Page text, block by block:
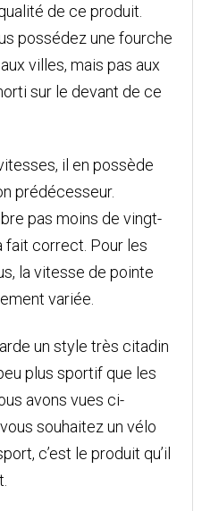
de ce produit.
possédez une fourche
villes, mais pas aux
sur le devant de ce
il en possède
prédécesseur.
pas moins de vingt-
fait correct. Pour les
la vitesse de pointe
variée.
un style très citadin
plus sportif que les
avons vues ci-
souhaitez un vélo
c’est le produit qu’il